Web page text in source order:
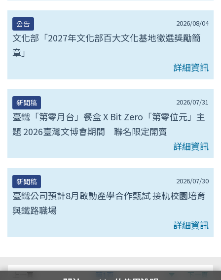
2026/08/04
公告
文化部「2027年文化部百大文化基地徵選獎勵簡
章」
詳細資訊
2026/07/31
新聞稿
臺鐵「第零月台」餐盒 X Bit Zero「第零位元」主
題 2026臺灣文博會期間 聯名限定開賣
詳細資訊
2026/07/30
新聞稿
臺鐵公司預計8月啟動產學合作甄試 接軌校園培育
與鐵路職場
詳細資訊
上一頁 第
第1頁
下一頁